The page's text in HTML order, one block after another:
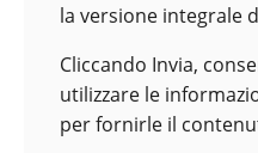
la versione integrale
Cliccando Invia,
utilizzare le
per fornirle il